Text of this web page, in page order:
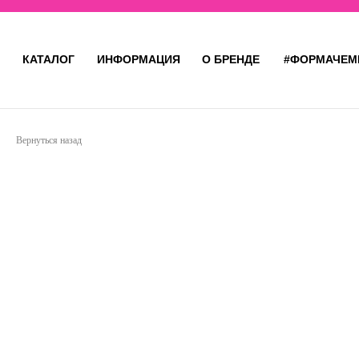
КАТАЛОГ ИНФОРМАЦИЯ О БРЕНДЕ
Вернуться назад